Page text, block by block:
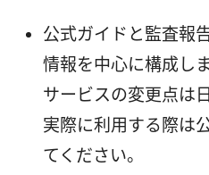
公式ガイドと監査報
情報を中心に構成し
サービスの変更点は
実際に利用する際は
てください。